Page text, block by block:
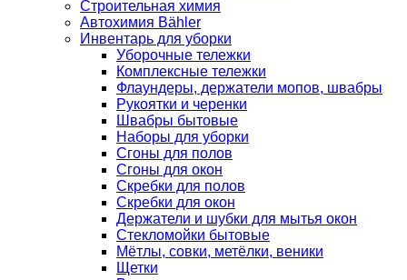
Строительная химия
Автохимия Bähler
Инвентарь для уборки
Уборочные тележки
Комплексные тележки
Флаундеры, держатели мопов, швабры
Рукоятки и черенки
Швабры бытовые
Наборы для уборки
Сгоны для полов
Сгоны для окон
Скребки для полов
Скребки для окон
Держатели и шубки для мытья окон
Стекломойки бытовые
Мётлы, совки, метёлки, веники
Щетки